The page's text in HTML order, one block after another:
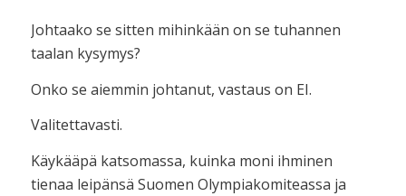
Johtaako se sitten mihinkään on se tuhannen
taalan kysymys?
Onko se aiemmin johtanut, vastaus on EI.
Valitettavasti.
Käykääpä katsomassa, kuinka moni ihminen
tienaa leipänsä Suomen Olympiakomiteassa ja